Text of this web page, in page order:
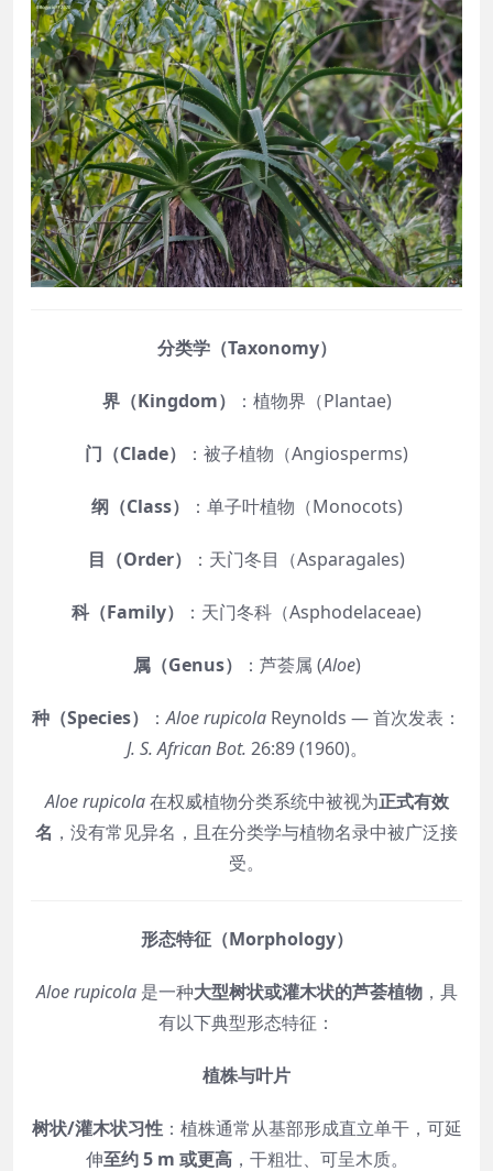
分类学（Taxonomy）
界（Kingdom） ：植物界（Plantae)
门（Clade） ：被子植物（Angiosperms)
纲（Class） ：单子叶植物（Monocots)
目（Order） ：天门冬目（Asparagales)
科（Family） ：天门冬科（Asphodelaceae)
属（Genus） ：芦荟属 (Aloe)
种（Species） ：Aloe rupicola Reynolds — 首次发表：
J. S. African Bot. 26:89 (1960)。
Aloe rupicola在权威植物分类系统中被视为正式有效
名 ，没有常见异名，且在分类学与植物名录中被广泛接
受。
形态特征（Morphology）
Aloe rupicola是一种大型树状或灌木状的芦荟植物，具
有以下典型形态特征：
植株与叶片
树状/灌木状习性：植株通常从基部形成直立单干，可延
伸至约 5 m 或更高，干粗壮、可呈木质。